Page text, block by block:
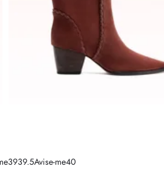
3939.5Avise-me40